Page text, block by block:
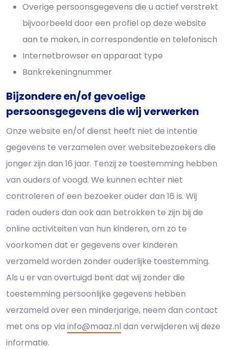
Overige persoonsgegevens die u actief verstrekt
bijvoorbeeld door een profiel op deze website
aan te maken, in correspondentie en telefonisch
Internetbrowser en apparaat type
Bankrekeningnummer
Bijzondere en/of gevoelige
persoonsgegevens die wij verwerken
Onze website en/of dienst heeft niet de intentie
gegevens te verzamelen over websitebezoekers die
jonger zijn dan 16 jaar. Tenzij ze toestemming hebben
van ouders of voogd. We kunnen echter niet
controleren of een bezoeker ouder dan 16 is. Wij
raden ouders dan ook aan betrokken te zijn bij de
online activiteiten van hun kinderen, om zo te
voorkomen dat er gegevens over kinderen
verzameld worden zonder ouderlijke toestemming.
Als u er van overtuigd bent dat wij zonder die
toestemming persoonlijke gegevens hebben
verzameld over een minderjarige, neem dan contact
met ons op via info@maaz.nl dan verwijderen wij deze
informatie.